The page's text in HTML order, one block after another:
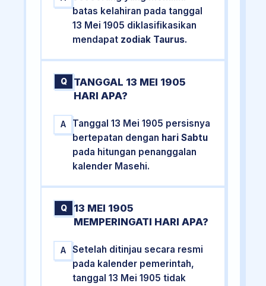
batas kelahiran pada tanggal
13 Mei 1905 diklasifikasikan
mendapat zodiak Taurus.
Q
TANGGAL 13 MEI 1905
HARI APA?
A
Tanggal 13 Mei 1905 persisnya
bertepatan dengan hari Sabtu
pada hitungan penanggalan
kalender Masehi.
Q
13 MEI 1905
MEMPERINGATI HARI APA?
A
Setelah ditinjau secara resmi
pada kalender pemerintah,
tanggal 13 Mei 1905 tidak